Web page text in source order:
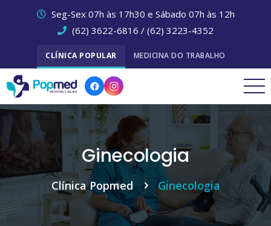
Seg-Sex 07h às 17h30 e Sábado 07h às 12h
(62) 3622-6816 / (62) 3223-4352
CLÍNICA POPULAR MEDICINA DO TRABALHO
Ginecologia
Clínica Popmed Ginecologia